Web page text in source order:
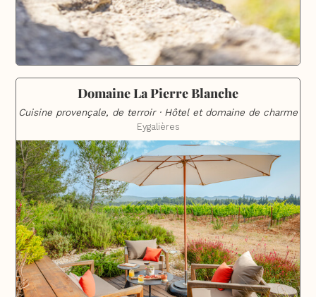
Domaine La Pierre Blanche
Cuisine provençale, de terroir · Hôtel et domaine de charme
Eygalières